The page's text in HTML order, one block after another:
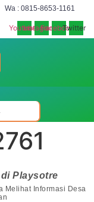
Wa : 0815-8653-1161
YoutubeInstagramFacebookTwitter
Playsotre
Melihat Informasi Desa